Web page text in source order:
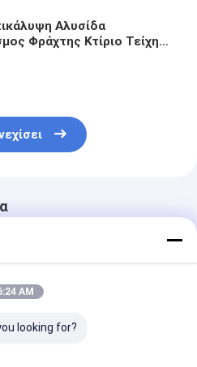
Αλυσίδα
Φράχτης Κτίριο Τείχη
AM
looking for?